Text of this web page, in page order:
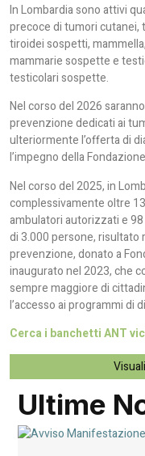
In Lombardia sono attivi
precoce di tumori cutanei,
tiroidei sospetti,
mammarie sospette e
testicolari sospette.
Nel corso del 2026
prevenzione dedicati ai
ulteriormente l’offerta di
l’impegno della
Nel corso del 2025, in
complessivamente oltre
ambulatori autorizzati e
di 3.000 persone, risultato
prevenzione, donato a
inaugurato nel 2023, che
sempre maggiore di
l’accesso ai programmi di
Cerca i banchetti ANT
Ultime